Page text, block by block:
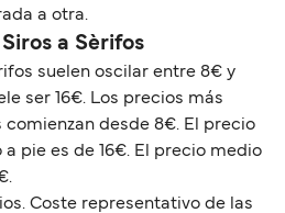
a otra.
a Sèrifos
suelen oscilar entre 8€ y
ser 16€. Los precios más
comienzan desde 8€. El precio
pie es de 16€. El precio medio
Coste representativo de las